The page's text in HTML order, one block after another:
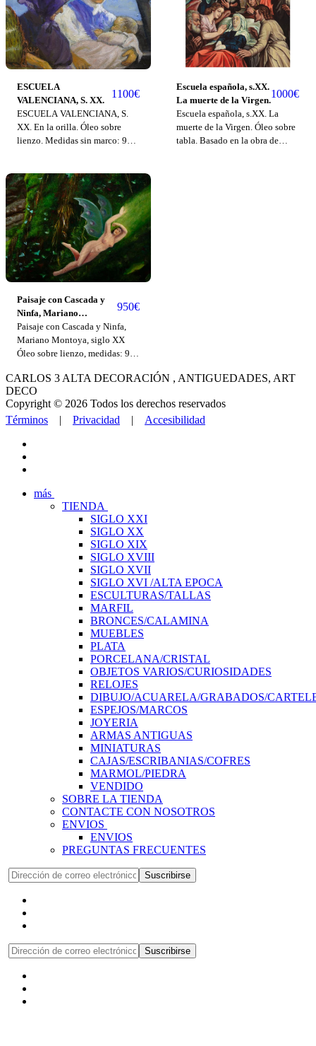
ESCUELA
VALENCIANA, S. XX.
1100€
ESCUELA VALENCIANA, S.
XX. En la orilla. Óleo sobre
lienzo. Medidas sin marco: 97 x
Escuela española, s.XX.
La muerte de la Virgen.
1000€
Escuela española, s.XX. La
muerte de la Virgen. Óleo sobre
tabla. Basado en la obra de
Paisaje con Cascada y
Ninfa, Mariano
Montoya, siglo XX
950€
Paisaje con Cascada y Ninfa,
Mariano Montoya, siglo XX
Óleo sobre lienzo, medidas: 92
CARLOS 3 ALTA DECORACIÓN , ANTIGUEDADES, ART
DECO
Copyright © 2026 Todos los derechos reservados
Términos | Privacidad | Accesibilidad
más
TIENDA
SIGLO XXI
SIGLO XX
SIGLO XIX
SIGLO XVIII
SIGLO XVII
SIGLO XVI /ALTA EPOCA
ESCULTURAS/TALLAS
MARFIL
BRONCES/CALAMINA
MUEBLES
PLATA
PORCELANA/CRISTAL
OBJETOS VARIOS/CURIOSIDADES
RELOJES
DIBUJO/ACUARELA/GRABADOS/
ESPEJOS/MARCOS
JOYERIA
ARMAS ANTIGUAS
MINIATURAS
CAJAS/ESCRIBANIAS/COFRES
MARMOL/PIEDRA
VENDIDO
SOBRE LA TIENDA
CONTACTE CON NOSOTROS
ENVIOS
ENVIOS
PREGUNTAS FRECUENTES
Suscribirse
Suscribirse